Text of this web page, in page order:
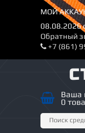
МОЙ
08.08.2026
Обратный
+7 (861)
Ваша
0